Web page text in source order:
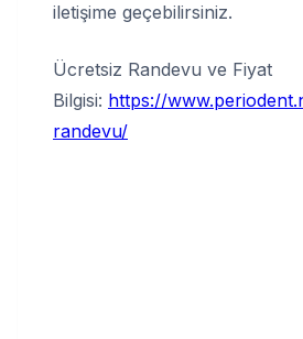
iletişime geçebilirsiniz.
Ücretsiz Randevu ve Fiyat
Bilgisi: https://
randevu/